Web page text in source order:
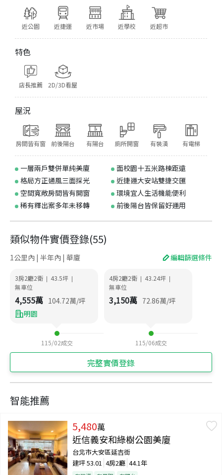
近公園 近捷運 近市場 近學校 近超市
特色
店長推薦 2D/3D看屋
屋況
房間皆有窗 前後陽台 有陽台 廁所開窗 有裝潢 有電梯
一層兩戶雙併單純美廈
面校園十五米路棟距遠
格局方正通風三面採光
近捷運大安站雙捷交匯
空間寬敞房間皆有開窗
環境宜人生活機能便利
稀有釋出案多年未移轉
前後陽台皆保留好運用
類似物件實價登錄(55)
1公里內 | 半年內 | 華廈 編輯篩選條件
3房2廳2衛 | 43.5坪 |
無車位
4,555萬 104.72萬/坪
明園
115/02成交
4房2廳2衛 | 43.24坪 |
無車位
3,150萬 72.86萬/坪
115/06成交
完整實價登錄
智能推薦
5,480萬
近信義安和綠樹公園美廈
台北市大安區延吉街
建坪53.01 4房2廳 44.1年